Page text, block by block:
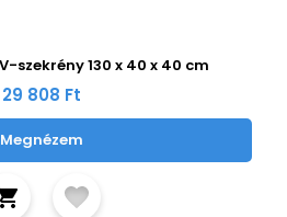
szekrény 130 x 40 x 40 cm
29 808 Ft
Megnézem